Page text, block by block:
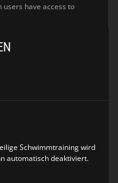
have access to
Schwimmtraining wird
automatisch deaktiviert.